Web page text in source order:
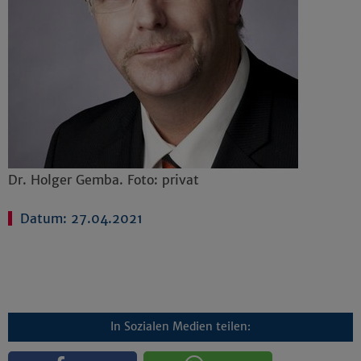
Dr. Holger Gemba. Foto: privat
Datum: 27.04.2021
In Sozialen Medien teilen: